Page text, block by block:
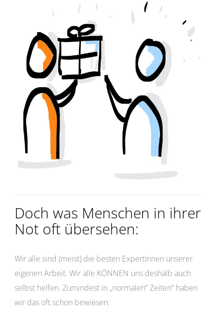
Doch was Menschen in ihrer
Not oft übersehen:
Wir alle sind (meist) die besten ExpertInnen unserer
eigenen Arbeit. Wir alle KÖNNEN uns deshalb auch
selbst helfen. Zumindest in „normalen“ Zeiten“ haben
wir das oft schon bewiesen.